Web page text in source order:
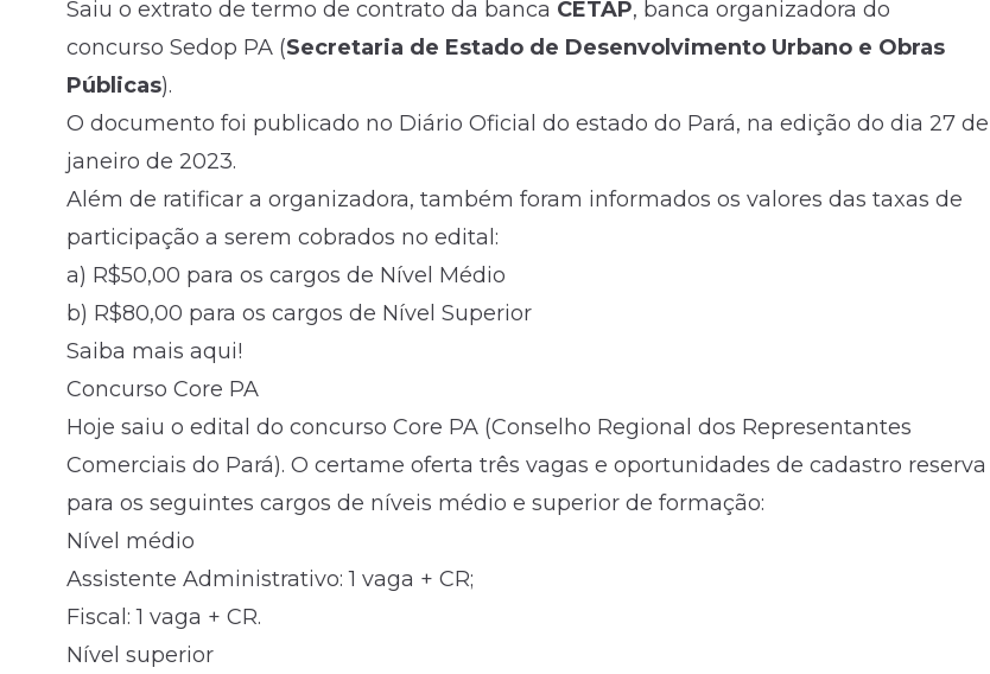
Saiu o extrato de termo de contrato da banca CETAP, banca organizadora do
concurso Sedop PA (Secretaria de Estado de Desenvolvimento Urbano e Obras
Públicas).
O documento foi publicado no Diário Oficial do estado do Pará, na edição do dia 27 de
janeiro de 2023.
Além de ratificar a organizadora, também foram informados os valores das taxas de
participação a serem cobrados no edital:
a) R$50,00 para os cargos de Nível Médio
b) R$80,00 para os cargos de Nível Superior
Saiba mais aqui!
Concurso Core PA
Hoje saiu o edital do concurso Core PA (Conselho Regional dos Representantes
Comerciais do Pará). O certame oferta três vagas e oportunidades de cadastro reserva
para os seguintes cargos de níveis médio e superior de formação:
Nível médio
Assistente Administrativo: 1 vaga + CR;
Fiscal: 1 vaga + CR.
Nível superior